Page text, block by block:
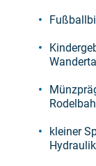
kleiner